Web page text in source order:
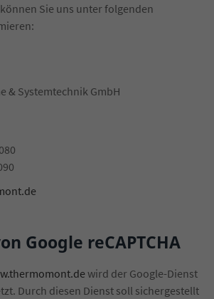
Sie uns unter folgenden
& Systemtechnik GmbH
Google reCAPTCHA
wird der Google-Dienst
Durch diesen Dienst soll sichergestellt